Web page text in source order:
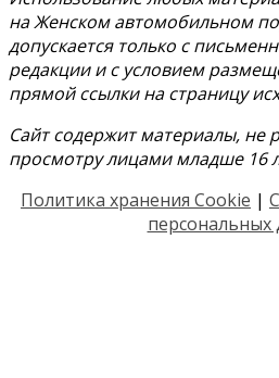
на Женском автомобильном
допускается только с
редакции и с условием
прямой ссылки на страницу
Сайт содержит материалы, не
просмотру лицами младше 16
Политика хранения Cookie |
персональных